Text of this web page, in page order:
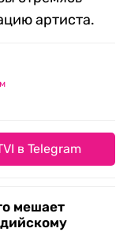
артиста.
в Telegram
мешает